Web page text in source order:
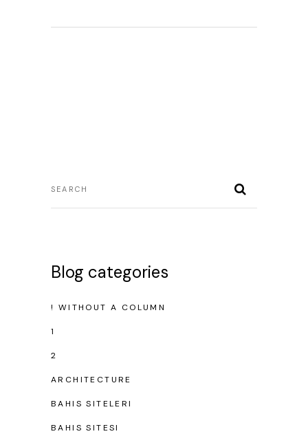
Blog categories
! WITHOUT A COLUMN
1
2
ARCHITECTURE
BAHIS SITELERI
BAHIS SITESI